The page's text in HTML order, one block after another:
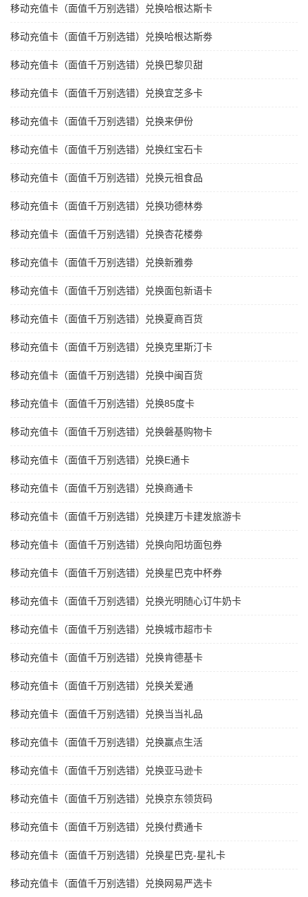
移动充值卡（面值千万别选错）兑换哈根达斯卡
移动充值卡（面值千万别选错）兑换哈根达斯劵
移动充值卡（面值千万别选错）兑换巴黎贝甜
移动充值卡（面值千万别选错）兑换宜芝多卡
移动充值卡（面值千万别选错）兑换来伊份
移动充值卡（面值千万别选错）兑换红宝石卡
移动充值卡（面值千万别选错）兑换元祖食品
移动充值卡（面值千万别选错）兑换功德林劵
移动充值卡（面值千万别选错）兑换杏花楼劵
移动充值卡（面值千万别选错）兑换新雅劵
移动充值卡（面值千万别选错）兑换面包新语卡
移动充值卡（面值千万别选错）兑换夏商百货
移动充值卡（面值千万别选错）兑换克里斯汀卡
移动充值卡（面值千万别选错）兑换中闽百货
移动充值卡（面值千万别选错）兑换85度卡
移动充值卡（面值千万别选错）兑换磐基购物卡
移动充值卡（面值千万别选错）兑换E通卡
移动充值卡（面值千万别选错）兑换商通卡
移动充值卡（面值千万别选错）兑换建万卡建发旅游卡
移动充值卡（面值千万别选错）兑换向阳坊面包券
移动充值卡（面值千万别选错）兑换星巴克中杯券
移动充值卡（面值千万别选错）兑换光明随心订牛奶卡
移动充值卡（面值千万别选错）兑换城市超市卡
移动充值卡（面值千万别选错）兑换肯德基卡
移动充值卡（面值千万别选错）兑换关爱通
移动充值卡（面值千万别选错）兑换当当礼品
移动充值卡（面值千万别选错）兑换赢点生活
移动充值卡（面值千万别选错）兑换亚马逊卡
移动充值卡（面值千万别选错）兑换京东领货码
移动充值卡（面值千万别选错）兑换付费通卡
移动充值卡（面值千万别选错）兑换星巴克-星礼卡
移动充值卡（面值千万别选错）兑换网易严选卡